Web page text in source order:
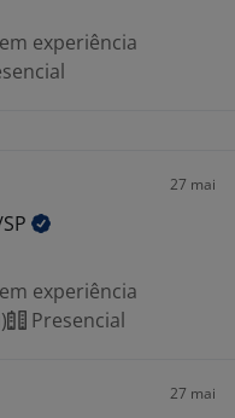
experiência
27 mai
experiência
Presencial
27 mai